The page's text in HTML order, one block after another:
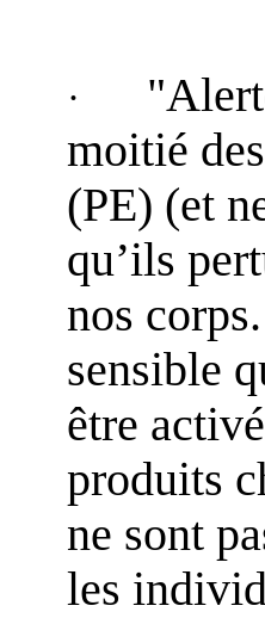
·
moitié
(PE) (et
qu’ils
nos
sensible
être
produits
ne sont
les